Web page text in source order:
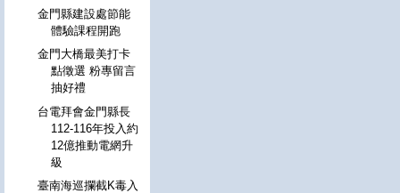
金門縣建設處節能
體驗課程開跑
金門大橋最美打卡
點徵選 粉專留言
抽好禮
台電拜會金門縣長
112-116年投入約
12億推動電網升
級
臺南海巡攔截K毒入